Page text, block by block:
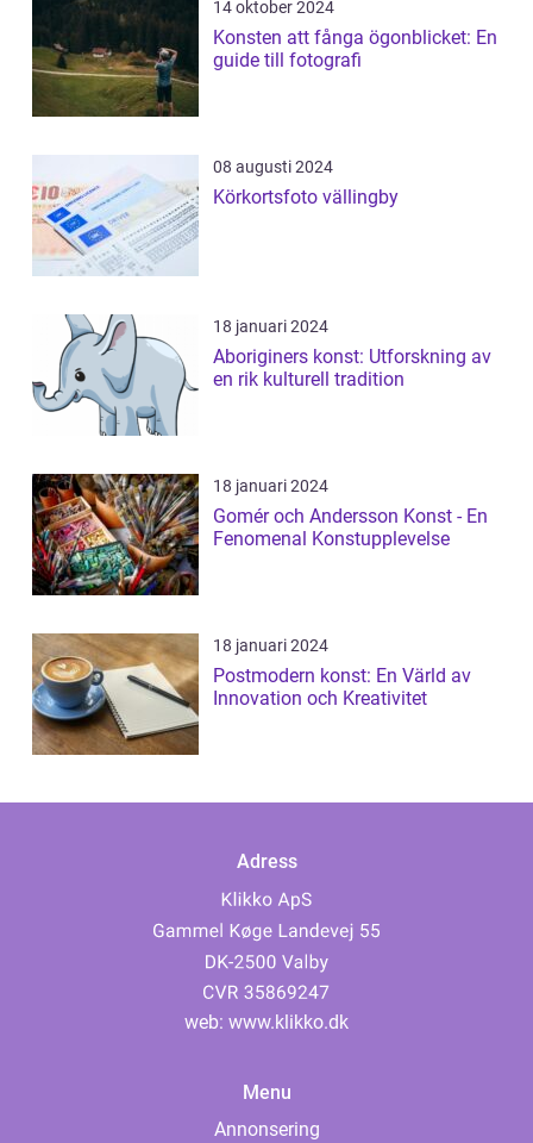
14 oktober 2024
Konsten att fånga ögonblicket: En
guide till fotografi
08 augusti 2024
Körkortsfoto vällingby
18 januari 2024
Aboriginers konst: Utforskning av
en rik kulturell tradition
18 januari 2024
Gomér och Andersson Konst - En
Fenomenal Konstupplevelse
18 januari 2024
Postmodern konst: En Värld av
Innovation och Kreativitet
Adress
web: www.klikko.dk
Menu
Annonsering